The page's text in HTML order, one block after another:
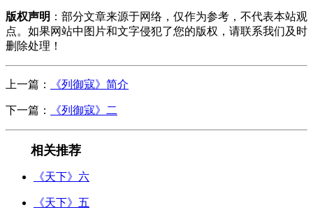
版权声明 ：部分文章来源于网络，仅作为参考，不代表本站观
点。如果网站中图片和文字侵犯了您的版权，请联系我们及时
删除处理！
上一篇： 《列御寇》简介
下一篇： 《列御寇》二
相关推荐
《天下》六
《天下》五